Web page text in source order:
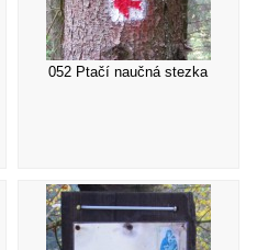
052 Ptačí naučná stezka